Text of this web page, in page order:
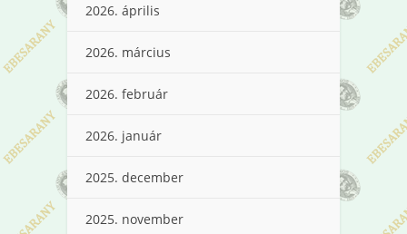
2026. április
2026. március
2026. február
2026. január
2025. december
2025. november